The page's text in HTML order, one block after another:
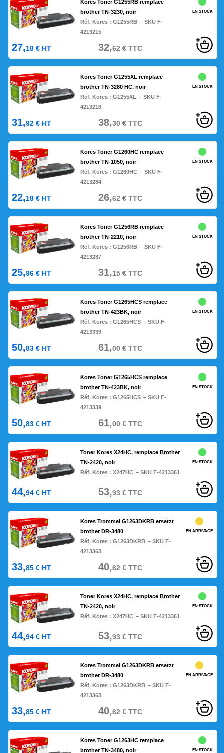
Kores Toner G1255RB remplace
brother TN-3230, noir
Réf. Kores : G1255RB – SKU F-
4213215
EN STOCK
27,18 € HT 32,62€TTC
Kores Toner G1255XL remplace
brother TN-3280 HC, noir
Réf. Kores : G1255XL – SKU F-
4213216
EN STOCK
31,92 € HT 38,30€TTC
Kores Toner G1260HC remplace
brother TN-1050, noir
Réf. Kores : G1260HC – SKU F-
4213284
EN STOCK
22,18 € HT 26,62€TTC
Kores Toner G1256RB remplace
brother TN-2210, noir
Réf. Kores : G1256RB – SKU F-
4213287
EN STOCK
25,96 € HT 31,15€TTC
Kores Toner G1265HCS remplace
brother TN-423BK, noir
Réf. Kores : G1265HCS – SKU F-
4213339
EN STOCK
50,83 € HT 61,00€TTC
Kores Toner G1265HCS remplace
brother TN-423BK, noir
Réf. Kores : G1265HCS – SKU F-
4213339
EN STOCK
50,83 € HT 61,00€TTC
Toner Kores X24HC, remplace Brother
TN-2420, noir
Réf. Kores : X247HC – SKU F-4213361
EN STOCK
44,94 € HT 53,93€TTC
Kores Trommel G1263DKRB ersetzt
brother DR-3480
Réf. Kores : G1263DKRB – SKU F-
4213363
EN ARRIVAGE
33,85 € HT 40,62€TTC
Toner Kores X24HC, remplace Brother
TN-2420, noir
Réf. Kores : X247HC – SKU F-4213361
EN STOCK
44,94 € HT 53,93€TTC
Kores Trommel G1263DKRB ersetzt
brother DR-3480
Réf. Kores : G1263DKRB – SKU F-
4213363
EN ARRIVAGE
33,85 € HT 40,62€TTC
Kores Toner G1263HC remplace
brother TN-3480, noir
EN STOCK